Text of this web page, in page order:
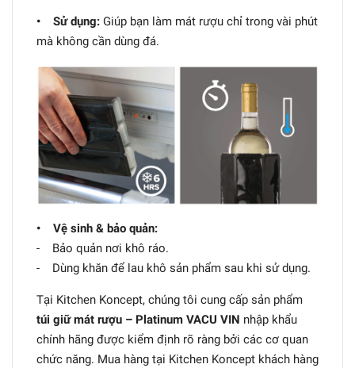
• Sử dụng: Giúp bạn làm mát rượu chỉ trong vài phút
mà không cần dùng đá.
• Vệ sinh & bảo quản:
- Bảo quản nơi khô ráo.
- Dùng khăn để lau khô sản phẩm sau khi sử dụng.
Tại Kitchen Koncept, chúng tôi cung cấp sản phẩm
túi giữ mát rượu – Platinum VACU VIN nhập khẩu
chính hãng được kiểm định rõ ràng bởi các cơ quan
chức năng. Mua hàng tại Kitchen Koncept khách hàng